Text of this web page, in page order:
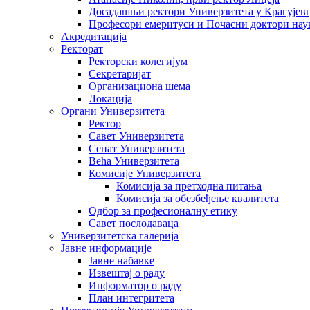
Досадашњи ректори Универзитета у
Професори емеритуси и Почасни доктори
Акредитација
Ректорат
Ректорски колегијум
Секретаријат
Организациона шема
Локација
Органи Универзитета
Ректор
Савет Универзитета
Сенат Универзитета
Већа Универзитета
Комисије Универзитета
Комисија за претходна питања
Комисија за обезбеђење квалитета
Одбор за професионалну етику
Савет послодаваца
Универзитетска галерија
Јавне информације
Јавне набавке
Извештај о раду
Информатор о раду
План интегритета